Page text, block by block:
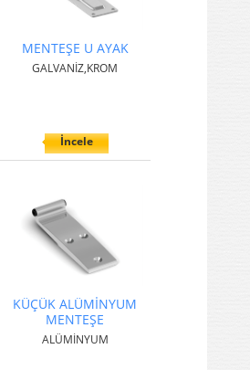
MENTEŞE U AYAK
GALVANİZ,KROM
İncele
KÜÇÜK ALÜMİNYUM
MENTEŞE
ALÜMİNYUM